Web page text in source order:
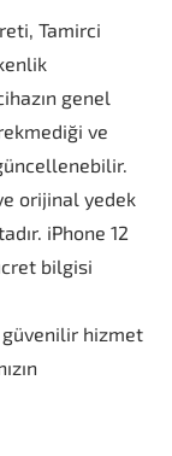
Tamirci
genel
ve
orijinal yedek
iPhone 12
bilgisi
hizmet